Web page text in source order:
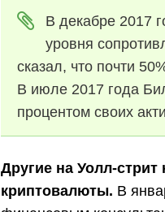
В декабре 2017
уровня
сказал, что почти
В июле 2017 года
процентом своих
Другие на Уолл-
криптовалюты. В